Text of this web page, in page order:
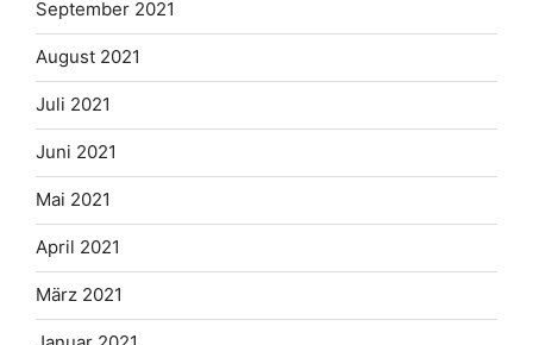
September 2021
August 2021
Juli 2021
Juni 2021
Mai 2021
April 2021
März 2021